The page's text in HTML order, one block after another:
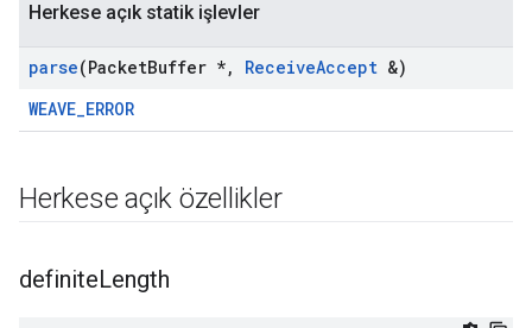
Herkese açık statik işlevler
parse(PacketBuffer *, ReceiveAccept &)
WEAVE_ERROR
Herkese açık özellikler
definiteLength